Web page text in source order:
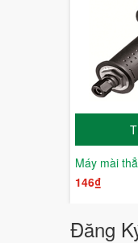
Máy mài
146₫
Đăng